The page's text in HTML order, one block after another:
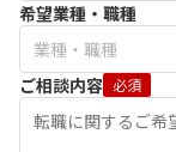
希望業種・職種
ご相談内容 必須